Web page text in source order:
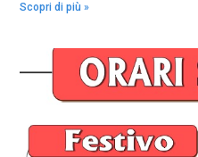
Scopri di più »